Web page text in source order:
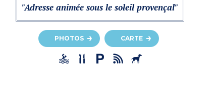
"Adresse animée sous le soleil provençal"
PHOTOS CARTE